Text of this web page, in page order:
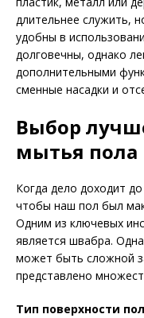
длительнее служить,
удобны в
долговечны, однако
дополнительными
сменные насадки и
Выбор
мытья пола
Когда дело доходит
чтобы наш пол был
Одним из ключевых
является швабра.
может быть сложной
представлено
Тип поверхности